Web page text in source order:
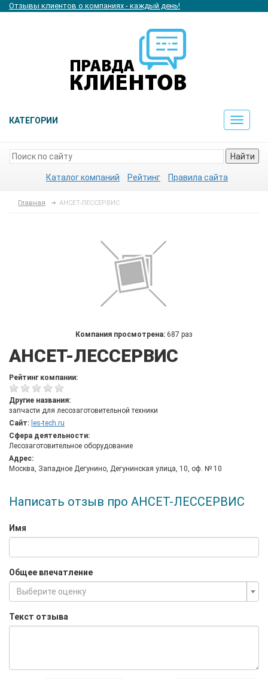
Отзывы клиентов о компаниях - каждый день!
КАТЕГОРИИ
Toggle
Найти
Каталог компаний Рейтинг Правила сайта
Главная АНСЕТ-ЛЕССЕРВИС
Компания просмотрена: 687 раз
АНСЕТ-ЛЕССЕРВИС
Рейтинг компании:
Другие названия:
запчасти для лесозаготовительной техники
Сайт: les-tech.ru
Сфера деятельности:
Лесозаготовительное оборудование
Адрес:
Москва, Западное Дегунино, Дегунинская улица, 10, оф. № 10
Написать отзыв про АНСЕТ-ЛЕССЕРВИС
Имя
Общее впечатление
Выберите оценку
Текст отзыва